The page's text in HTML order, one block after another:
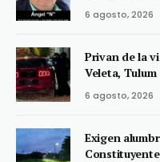
6 agosto, 2026
Privan de la
Veleta, Tulum
6 agosto, 2026
Exigen